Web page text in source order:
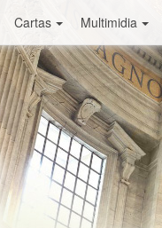
Cartas Multimidia